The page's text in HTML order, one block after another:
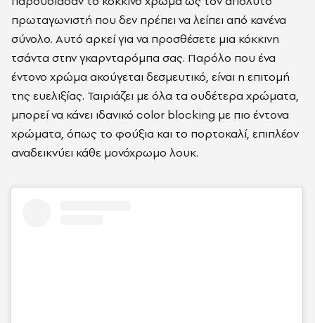
πρωταγωνιστή που δεν πρέπει να λείπει από κανένα
σύνολο. Αυτό αρκεί για να προσθέσετε μια κόκκινη
τσάντα στην γκαρνταρόμπα σας. Παρόλο που ένα
έντονο χρώμα ακούγεται δεσμευτικό, είναι η επιτομή
της ευελιξίας. Ταιριάζει με όλα τα ουδέτερα χρώματα,
μπορεί να κάνει ιδανικό color blocking με πιο έντονα
χρώματα, όπως το φούξια και το πορτοκαλί, επιπλέον
αναδεικνύει κάθε μονόχρωμο λουκ.